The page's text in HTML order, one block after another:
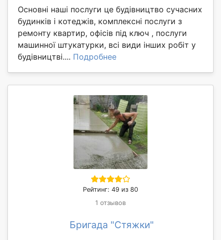
Основні наші послуги це будівництво сучасних
будинків і котеджів, комплексні послуги з
ремонту квартир, офісів під ключ , послуги
машинної штукатурки, всі види інших робіт у
будівництві.... Подробнее
Рейтинг: 49 из 80
1 отзывов
Бригада "Стяжки"